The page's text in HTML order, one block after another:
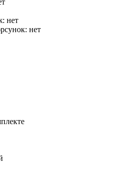
нет
нет